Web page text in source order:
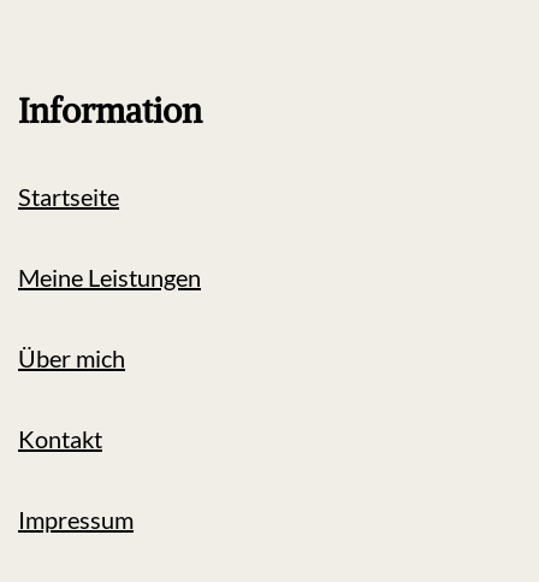
Information
Startseite
Meine Leistungen
Über mich
Kontakt
Impressum